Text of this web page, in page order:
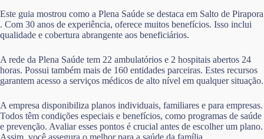
Este guia mostrou como a Plena Saúde se destaca em Salto de Pirapora
. Com 30 anos de experiência, oferece muitos benefícios. Isso inclui
qualidade e cobertura abrangente aos beneficiários.
A rede da Plena Saúde tem 22 ambulatórios e 2 hospitais abertos 24
horas. Possui também mais de 160 entidades parceiras. Estes recursos
garantem acesso a serviços médicos de alto nível em qualquer situação.
A empresa disponibiliza planos individuais, familiares e para empresas.
Todos têm condições especiais e benefícios, como programas de saúde
e prevenção. Avaliar esses pontos é crucial antes de escolher um plano.
Assim, você assegura o melhor para a saúde da família.